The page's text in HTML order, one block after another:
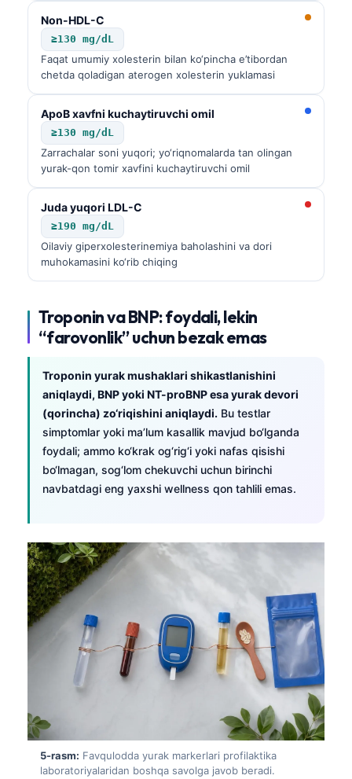
Non-HDL-C
≥130 mg/dL
Faqat umumiy xolesterin bilan ko‘pincha e’tibordan
chetda qoladigan aterogen xolesterin yuklamasi
ApoB xavfni kuchaytiruvchi omil
≥130 mg/dL
Zarrachalar soni yuqori; yo‘riqnomalarda tan olingan
yurak-qon tomir xavfini kuchaytiruvchi omil
Juda yuqori LDL-C
≥190 mg/dL
Oilaviy giperxolesterinemiya baholashini va dori
muhokamasini ko‘rib chiqing
Troponin va BNP: foydali, lekin
“farovonlik” uchun bezak emas
Troponin yurak mushaklari shikastlanishini
aniqlaydi, BNP yoki NT-proBNP esa yurak devori
(qorincha) zo‘riqishini aniqlaydi. Bu testlar
simptomlar yoki ma’lum kasallik mavjud bo‘lganda
foydali; ammo ko‘krak og‘rig‘i yoki nafas qisishi
bo‘lmagan, sog‘lom chekuvchi uchun birinchi
navbatdagi eng yaxshi wellness qon tahlili emas.
5-rasm: Favqulodda yurak markerlari profilaktika
laboratoriyalaridan boshqa savolga javob beradi.
Bahasa Melayu
ไทย
ဗမာစာ
ភាសាខ្មែរ
Kiswahili
አማርኛ
Українська
Suomi
Hrvatski
Slovenčina
پښتو
سنڌي
සිංහල
Galego
Latviešu valoda
Македонски јазик
Euskara
Gàidhlig
Occitan
العربية المغربية
Монгол
ພາສາລາວ